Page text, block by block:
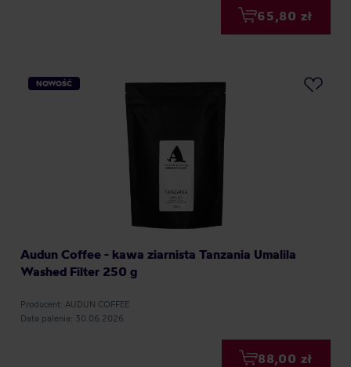
65,80 zł
NOWOŚĆ
Audun Coffee - kawa ziarnista Tanzania Umalila
Washed Filter 250 g
Producent: AUDUN COFFEE
Data palenia: 30.06.2026
88,00 zł